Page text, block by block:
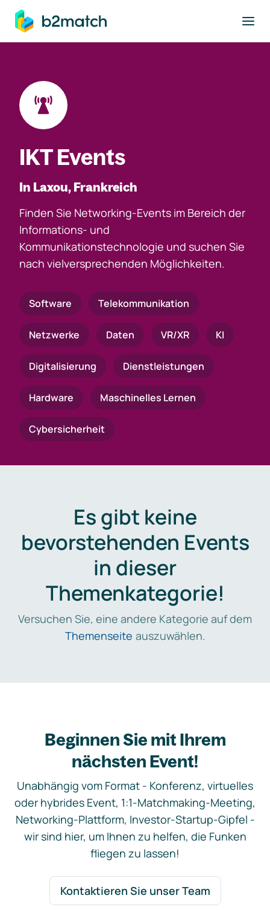
springen
IKT Events
In Laxou, Frankreich
Finden Sie Networking-Events im Bereich der
Informations- und
Kommunikationstechnologie und suchen Sie
nach vielversprechenden Möglichkeiten.
Software Telekommunikation
Netzwerke Daten VR/XR KI
Digitalisierung Dienstleistungen
Hardware Maschinelles Lernen
Cybersicherheit
Es gibt keine
bevorstehenden Events
in dieser
Themenkategorie!
Versuchen Sie, eine andere Kategorie auf dem
Themenseite auszuwählen.
Beginnen Sie mit Ihrem
nächsten Event!
Unabhängig vom Format - Konferenz, virtuelles
oder hybrides Event, 1:1-Matchmaking-Meeting,
Networking-Plattform, Investor-Startup-Gipfel -
wir sind hier, um Ihnen zu helfen, die Funken
fliegen zu lassen!
Kontaktieren Sie unser Team